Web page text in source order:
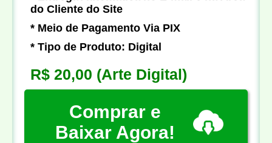
do Cliente do Site
* Meio de Pagamento Via PIX
* Tipo de Produto: Digital
R$ 20,00 (Arte Digital)
Comprar e
Baixar Agora!